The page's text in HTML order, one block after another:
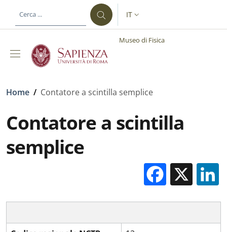
al contenuto principale
SELETTORE LINGUA:
IT
Museo di Fisica
Briciole di pane
Home / Contatore a scintilla semplice
Contatore a scintilla
semplice
X